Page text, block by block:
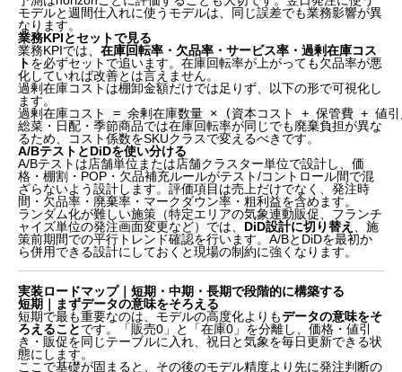
モデルと週間仕入れに使うモデルは、同じ誤差でも業務影響が異
なります。
業務KPIとセットで見る
業務KPIでは、 在庫回転率・欠品率・サービス率・過剰在庫コス
トを必ずセットで追います。在庫回転率が上がっても欠品率が悪
化していれば改善とは言えません。
過剰在庫コストは棚卸金額だけでは足りず、以下の形で可視化し
ます。
過剰在庫コスト = 余剰在庫数量 × (資本コスト + 保管費 + 値
総菜・日配・季節商品では在庫回転率が同じでも廃棄負担が異な
るため、コスト係数をSKUクラスで変えるべきです。
A/BテストとDiDを使い分ける
A/Bテストは店舗単位または店舗クラスター単位で設計し、価
格・棚割・POP・欠品補充ルールがテスト/コントロール間で混
ざらないよう設計します。評価項目は売上だけでなく、発注時
間・欠品率・廃棄率・マークダウン率・粗利益を含めます。
ランダム化が難しい施策（特定エリアの気象連動販促、フランチ
ャイズ単位の発注画面変更など）では、 DiD設計に切り替え 、施
策前期間での平行トレンド確認を行います。A/BとDiDを最初か
ら併用できる設計にしておくと現場の制約に強くなります。
実装ロードマップ｜短期・中期・長期で段階的に構築する
短期｜まずデータの意味をそろえる
短期で最も重要なのは、モデルの高度化よりもデータの意味をそ
ろえることです。「販売0」と「在庫0」を分離し、価格・値引
き・販促を同じテーブルに入れ、祝日と気象を毎日更新できる状
態にします。
ここで基礎が固まると、その後のモデル精度より先に発注判断の
レビューと顧客フィードバック｜品揃えと品質異常の
「先行シグナル」として活用する
季節要因とプロモーション効果｜分解してから予測
し、因果推定で純増分を測る
需要予測と発注アルゴリズム｜予測と発注ロジックは
分けて設計する
KPIと評価設計｜精度指標だけで勝敗を決めない
実装ロードマップ｜短期・中期・長期で段階的に構築
する
まとめ｜仕入れ精度は「当てる技術」ではなく「バラ
ンスを取る仕組み」